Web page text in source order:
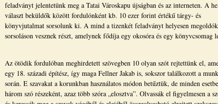
feladványt jelentetünk meg a Tatai Városkapu újságban és az interneten. A
választ beküldők között fordulónként kb. 10 ezer forint értékű tárgy- és
könyvjutalmat sorsolunk ki. A mind a tizenkét feladványt helyesen
sorsoláson vesznek részt, amelynek fődíja egy okosóra és egy könyvcsomag
Az ötödik fordulóban meghirdetett szövegben 10 olyan szót rejtettünk el,
egy 18. századi építész, így maga Fellner Jakab is, sokszor találkozott a
során. E szavakat a korunkban használatos módon betűztük, de minden
három szó részeként, azaz több szóra „elosztva”. Olvassák el figyelmesen a